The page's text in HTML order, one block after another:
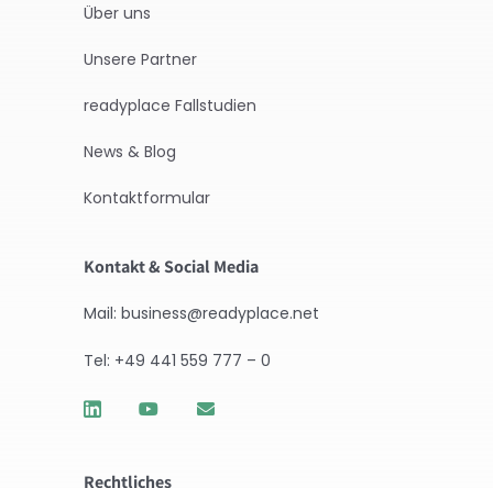
Kontakt & Social Media
Rechtliches
Über uns
Unsere Partner
readyplace Fallstudien
News & Blog
Kontaktformular
Mail: business@readyplace.net
Tel: +49 441 559 777 – 0